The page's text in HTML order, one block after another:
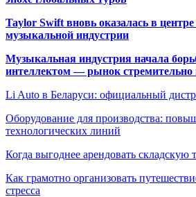
Taylor Swift вновь оказалась в
музыкальной индустрии
Музыкальная индустрия начала
интеллектом — рынок стремительно
Li Auto в Беларуси: официальный
Оборудование для производства:
технологических линий
Когда выгоднее арендовать складскую
Как грамотно организовать
стресса